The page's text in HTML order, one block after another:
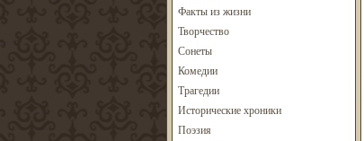
Факты из жизни
Творчество
Сонеты
Комедии
Трагедии
Исторические хроники
Поэзия